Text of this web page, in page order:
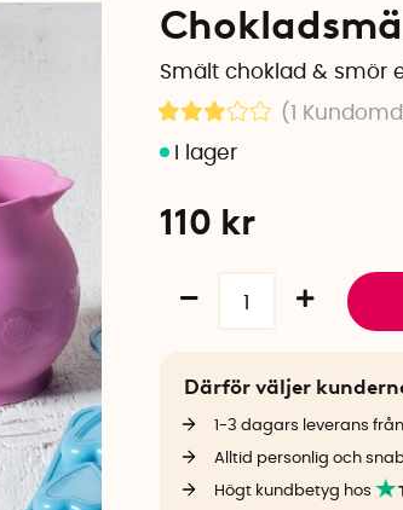
Smält choklad & smör
(1
110 kr
Därför väljer
1-3 dagars leverans
Alltid personlig och
Högt kundbetyg hos